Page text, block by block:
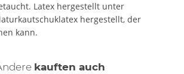
Latex hergestellt unter
hergestellt, der
kann.
kauften auch